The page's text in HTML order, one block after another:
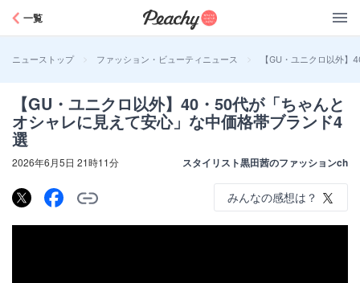
一覧
ニューストップ > ファッション・ビューティニュース > 【GU・ユニクロ以外
【GU・ユニクロ以外】40・50代が「ちゃんと
オシャレに見えて安心」な中価格帯ブランド4
選
2026年6月5日 21時11分 スタイリスト黒田茜のファッションch
みんなの感想は？